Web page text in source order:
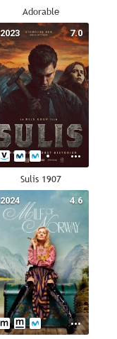
Adorable
7.0
2023
Sulis 1907
4.6
2024